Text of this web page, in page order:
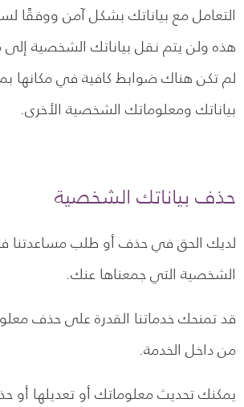
التعامل مع بياناتك بشكل آمن ووفقًا
هذه ولن يتم نقل بياناتك الشخصية إلى
لم تكن هناك ضوابط كافية في مكانها
بياناتك ومعلوماتك الشخصية الأخرى.
حذف بياناتك الشخصية
لديك الحق في حذف أو طلب مساعدتنا
الشخصية التي جمعناها عنك.
قد تمنحك خدماتنا القدرة على حذف
من داخل الخدمة.
يمكنك تحديث معلوماتك أو تعديلها